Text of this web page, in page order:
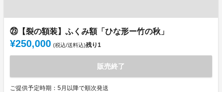
㉓【裂の額装】ふくみ額「ひな形ー竹の秋」
¥250,000 (税込/送料込)残り1
販売終了
ご提供予定時期：5月以降で順次発送